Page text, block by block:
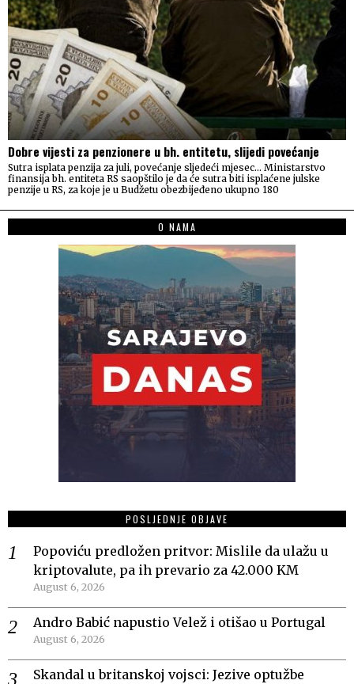
Dobre vijesti za penzionere u bh. entitetu, slijedi povećanje
Sutra isplata penzija za juli, povećanje sljedeći mjesec… Ministarstvo
finansija bh. entiteta RS saopštilo je da će sutra biti isplaćene julske
penzije u RS, za koje je u Budžetu obezbijeđeno ukupno 180
O NAMA
POSLJEDNJE OBJAVE
Popoviću predložen pritvor: Mislile da ulažu u
kriptovalute, pa ih prevario za 42.000 KM
August 6, 2026
Andro Babić napustio Velež i otišao u Portugal
August 6, 2026
Skandal u britanskoj vojsci: Jezive optužbe